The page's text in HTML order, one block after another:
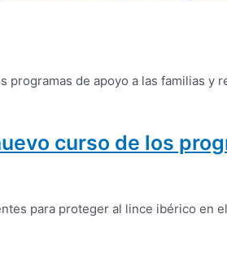
curso de los